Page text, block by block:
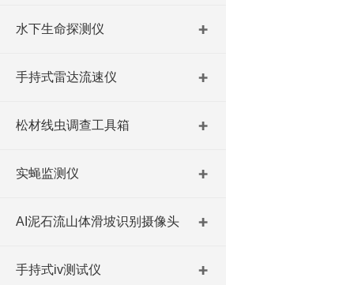
水下生命探测仪
手持式雷达流速仪
松材线虫调查工具箱
实蝇监测仪
AI泥石流山体滑坡识别摄像头
手持式iv测试仪